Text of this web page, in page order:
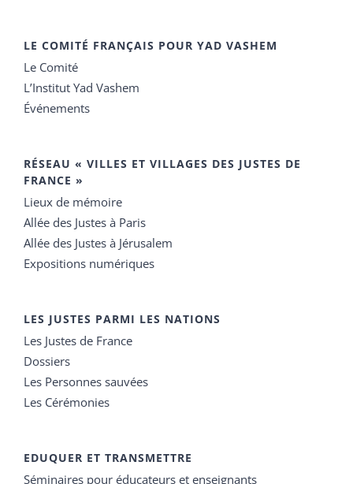
LE COMITÉ FRANÇAIS POUR YAD VASHEM
Le Comité
L’Institut Yad Vashem
Événements
RÉSEAU « VILLES ET VILLAGES DES JUSTES DE
FRANCE »
Lieux de mémoire
Allée des Justes à Paris
Allée des Justes à Jérusalem
Expositions numériques
LES JUSTES PARMI LES NATIONS
Les Justes de France
Dossiers
Les Personnes sauvées
Les Cérémonies
EDUQUER ET TRANSMETTRE
Séminaires pour éducateurs et enseignants